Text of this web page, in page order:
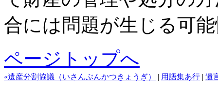
合には問題が生じる可
ページトップへ
«遺産分割協議（いさんぶんかつきょうぎ） | 用語集あ行 | 遺